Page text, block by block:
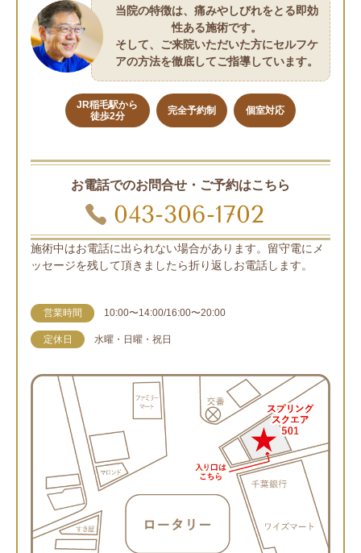
当院の特徴は、痛みやしびれをとる即効
性ある施術です。
そして、ご来院いただいた方にセルフケ
アの方法を徹底してご指導しています。
JR稲毛駅から
徒歩2分
完全予約制 個室対応
お電話でのお問合せ・ご予約はこちら
043-306-1702
施術中はお電話に出られない場合があります。留守電にメ
ッセージを残して頂きましたら折り返しお電話します。
営業時間 10:00〜14:00/16:00〜20:00
定休日 水曜・日曜・祝日